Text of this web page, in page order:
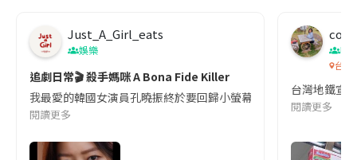
Just_A_Girl_eats
娛樂
追劇日常🎬 殺手媽咪 A Bona Fide Killer
我最愛的韓國女演員孔曉振終於要回歸小螢幕啦!這次的劇本改編
閱讀更多
co
吹
台灣
台灣地鐵宣
閱讀更多